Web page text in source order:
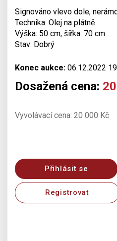
Signováno vlevo dole,
Technika: Olej na plátně
Výška: 50 cm, šířka: 70 cm
Stav: Dobrý
Konec aukce: 06.12.2022
Dosažená cena:
Vyvolávací cena: 20 000 Kč
Přihlásit se
Registrovat